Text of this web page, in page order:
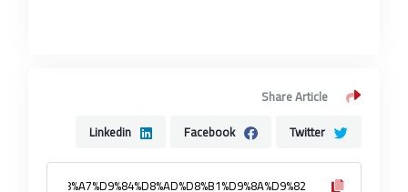
Share Article
Twitter
Facebook
Linkedin